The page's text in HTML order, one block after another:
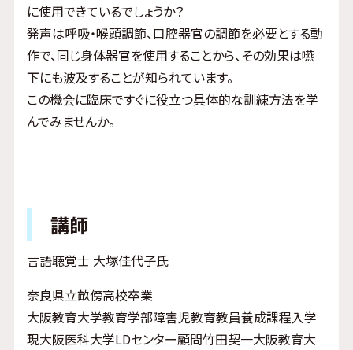
に使用できているでしょうか？
発声は呼吸・喉頭調節、口腔器官の調節を必要とする動
作で、同じ身体器官を使用することから、その効果は嚥
下にも波及することが知られています。
この機会に臨床ですぐに役立つ具体的な訓練方法を学
んでみませんか。
講師
言語聴覚士 大塚佳代子氏
奈良県立畝傍高校卒業
大阪教育大学教育学部障害児教育教員養成課程入学
現大阪医科大学LDセンター顧問竹田契一大阪教育大